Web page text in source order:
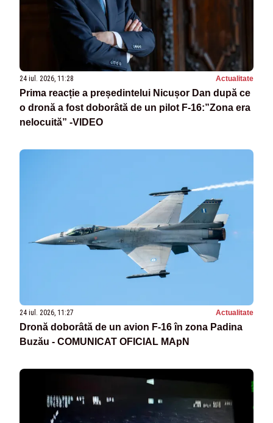
24 iul. 2026, 11:28 Actualitate
Prima reacție a președintelui Nicușor Dan după ce
o dronă a fost doborâtă de un pilot F-16:”Zona era
nelocuită” -VIDEO
24 iul. 2026, 11:27 Actualitate
Dronă doborâtă de un avion F‑16 în zona Padina
Buzău - COMUNICAT OFICIAL MApN